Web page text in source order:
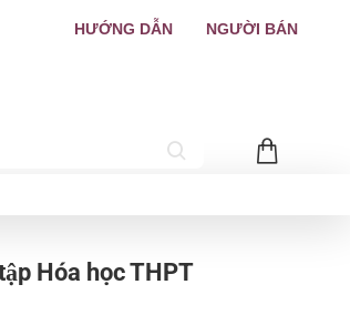
HƯỚNG DẪN NGƯỜI BÁN
Hóa học THPT